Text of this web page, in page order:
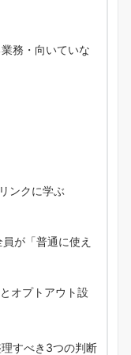
務・向いていな
ンクに学ぶ
が「普通に使え
オプトアウト設
すべき3つの判断